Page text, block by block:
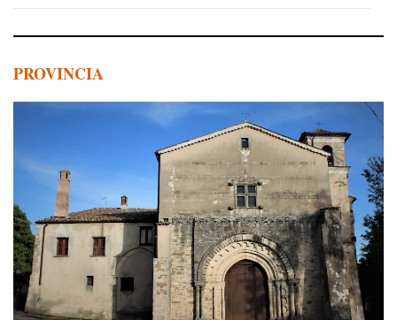
PROVINCIA